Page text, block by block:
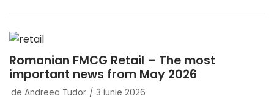
Romanian FMCG Retail – The most
important news from May 2026
de Andreea Tudor 3 iunie 2026